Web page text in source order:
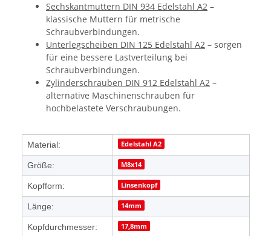
Sechskantmuttern DIN 934 Edelstahl A2 –
klassische Muttern für metrische
Schraubverbindungen.
Unterlegscheiben DIN 125 Edelstahl A2 – sorgen
für eine bessere Lastverteilung bei
Schraubverbindungen.
Zylinderschrauben DIN 912 Edelstahl A2 –
alternative Maschinenschrauben für
hochbelastete Verschraubungen.
Produkteigenschaft
Wert
Material: Edelstahl A2
Größe: M8x14
Kopfform: Linsenkopf
Länge: 14mm
Kopfdurchmesser: 17,8mm